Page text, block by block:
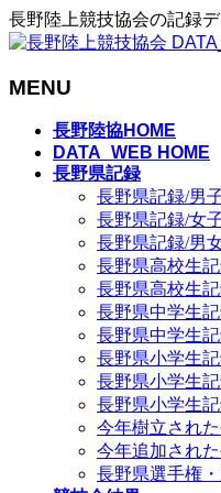
長野陸上競技協会の記録
MENU
長野陸協HOME
DATA_WEB HOME
長野県記録
長野県記録/男
長野県記録/女
長野県記録/男
長野県高校生
長野県高校生
長野県中学生
長野県中学生
長野県小学生
長野県小学生
長野県小学生
今年樹立され
今年追加され
長野県選手権